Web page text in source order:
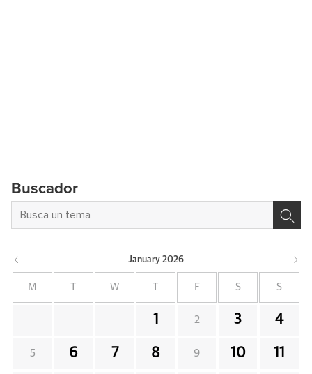
Buscador
January 2026
M W F S S
1 2 3 4
5 6 7 8 9 10 11